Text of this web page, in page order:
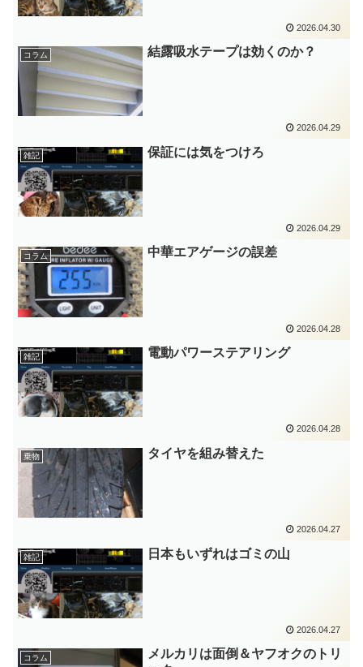
2026.04.30
コラム 結露吸水テープは効くのか？
2026.04.29
雑記 保証には気をつけろ
2026.04.29
コラム 中華エアゲージの誤差
2026.04.28
雑記 電動パワーステアリング
2026.04.28
乗物 タイヤを組み替えた
2026.04.27
雑記 日本もいずれはゴミの山
2026.04.27
コラム
メルカリは面倒＆ヤフオクのトリ